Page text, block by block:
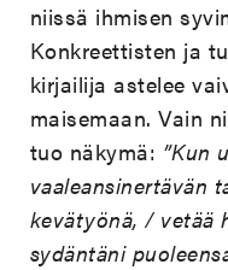
niissä ihmisen
Konkreettisten ja
kirjailija astelee
maisemaan. Vain
tuo näkymä: ”Kun
vaaleansinertävän
kevätyönä, / vetää
sydäntäni